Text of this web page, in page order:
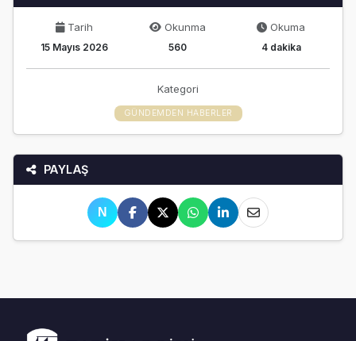
Tarih
15 Mayıs 2026
Okunma
560
Okuma
4 dakika
Kategori
GÜNDEMDEN HABERLER
PAYLAŞ
N